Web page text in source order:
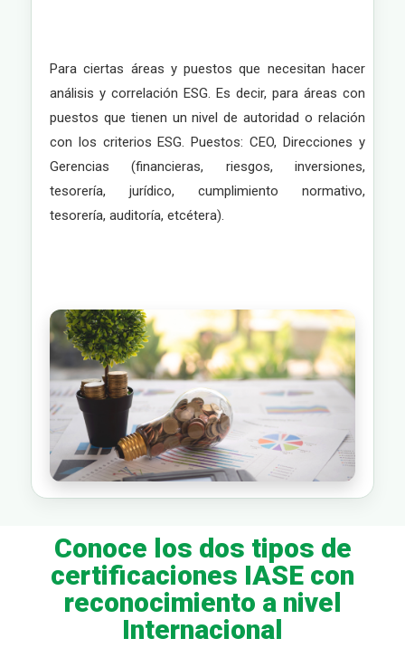
Para ciertas áreas y puestos que necesitan hacer
análisis y correlación ESG. Es decir, para áreas con
puestos que tienen un nivel de autoridad o relación
con los criterios ESG. Puestos: CEO, Direcciones y
Gerencias (financieras, riesgos, inversiones,
tesorería, jurídico, cumplimiento normativo,
tesorería, auditoría, etcétera).
Conoce los dos tipos de
certificaciones IASE con
reconocimiento a nivel
Internacional